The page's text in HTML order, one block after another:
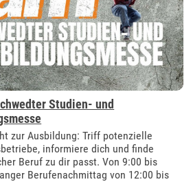
Studien- und
zur Ausbildung: Triff potenzielle
informiere dich und finde
Beruf zu dir passt. Von 9:00 bis
Berufenachmittag von 12:00 bis